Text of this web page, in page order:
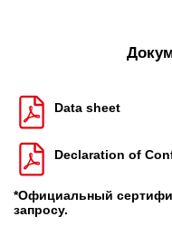
Data sheet
Declaration of
*Официальный
запросу.